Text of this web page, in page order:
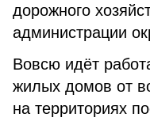
дорожного
администрации
Вовсю идёт
жилых домов от
на территориях